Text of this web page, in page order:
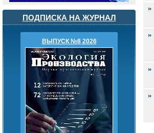
ПОДПИСКА НА ЖУРНАЛ
ВЫПУСК №8 2026